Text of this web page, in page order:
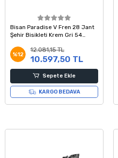
Bisan Paradise V Fren 28 Jant
Şehir Bisikleti Krem Gri 54
%12
12.081,15 TL
10.597,50 TL
Sepete Ekle
KARGO BEDAVA